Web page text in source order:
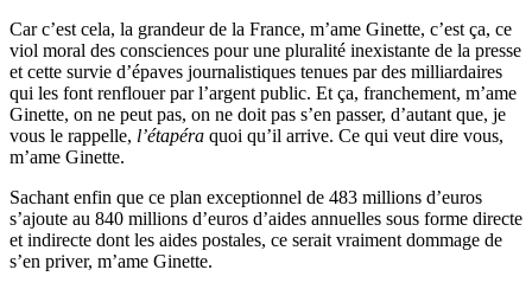
Car c’est cela, la grandeur de la France, m’ame Ginette, c’est ça, ce
viol moral des consciences pour une pluralité inexistante de la presse
et cette survie d’épaves journalistiques tenues par des milliardaires
qui les font renflouer par l’argent public. Et ça, franchement, m’ame
Ginette, on ne peut pas, on ne doit pas s’en passer, d’autant que, je
vous le rappelle, l’étapéra quoi qu’il arrive. Ce qui veut dire vous,
m’ame Ginette.
Sachant enfin que ce plan exceptionnel de 483 millions d’euros
s’ajoute au 840 millions d’euros d’aides annuelles sous forme directe
et indirecte dont les aides postales, ce serait vraiment dommage de
s’en priver, m’ame Ginette.